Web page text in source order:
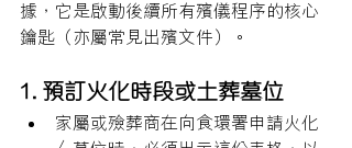
據，它是啟動後續所有殯儀程序的核心
鑰匙（亦屬常見出殯文件）。
1. 預訂火化時段或土葬墓位
家屬或殮葬商在向食環署申請火化